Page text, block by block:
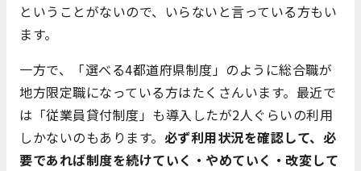
ということがないので、いらないと言っている方もい
ます。
一方で、「選べる4都道府県制度」のように総合職が
地方限定職になっている方はたくさんいます。最近で
は「従業員貸付制度」も導入したが2人ぐらいの利用
しかないのもあります。 必ず利用状況を確認して、必
要であれば制度を続けていく・やめていく・改変して